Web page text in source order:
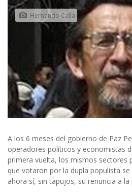
Hernando Calla
A los 6 meses del gobierno de Paz
operadores políticos y economistas
primera vuelta, los mismos sectores
que votaron por la dupla populista
ahora sí, sin tapujos, su renuncia a la